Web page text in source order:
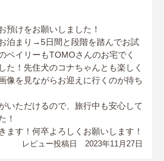
預けをお願いしました！
泊まり→5日間と段階を踏んでお試
ベイリーもTOMOさんのお宅でく
た！先住犬のコナちゃんとも楽しく
像を見ながらお迎えに行くのが待ち
いただけるので、旅行中も安心して
！
ます！何卒よろしくお願いします！
レビュー投稿日 2023年11月27日